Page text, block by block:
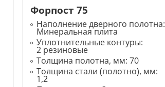
Форпост 75
Наполнение дверного полотна:
Минеральная плита
Уплотнительные контуры:
2 резиновые
Толщина полотна, мм:70
Толщина стали (полотно), мм:
1,2